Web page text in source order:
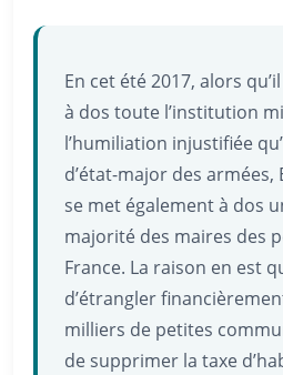
En cet été 2017, alors
à dos toute l’institution
l’humiliation injustifiée
d’état-major des
se met également à dos
majorité des maires des
France. La raison en est
d’étrangler
milliers de petites
de supprimer la taxe